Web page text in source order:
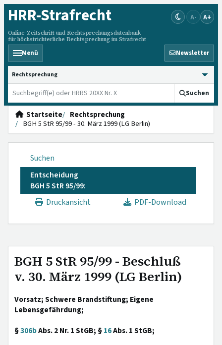
HRR-Strafrecht
Online-Zeitschrift und Rechtsprechungsdatenbank
für höchstrichterliche Rechtsprechung im Strafrecht
A- A+
Menü Newsletter
HRRS durchsuchen
Suchen
Startseite
Rechtsprechung
BGH 5 StR 95/99 - 30. März 1999 (LG Berlin)
Suchen
Entscheidung
BGH 5 StR 95/99:
Druckansicht
PDF-Download
BGH 5 StR 95/99 - Beschluß
v. 30. März 1999 (LG Berlin)
Vorsatz; Schwere Brandstiftung; Eigene
Lebensgefährdung;
§306bAbs. 2 Nr. 1 StGB; §16Abs. 1 StGB;